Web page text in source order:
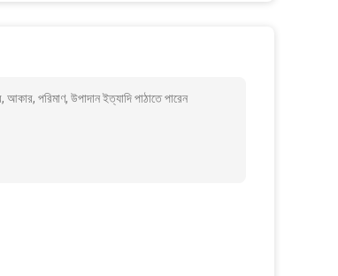
পরিমাণ, উপাদান ইত্যাদি পাঠাতে পারেন